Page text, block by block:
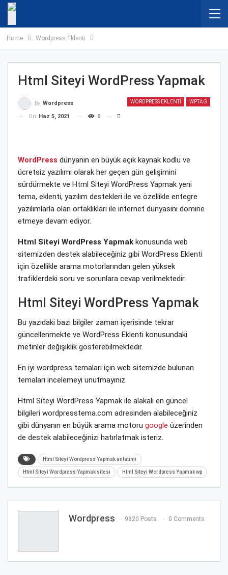
Home Wordpress Eklenti
Html Siteyi WordPress Yapmak
WORDPRESS EKLENTI WPTAG
By Wordpress
On
Haz 5, 2021 6
WordPress dünyanın en büyük açık kaynak kodlu ve
ücretsiz yazılımı olarak her geçen gün gelişimini
sürdürmekte ve Html Siteyi WordPress Yapmak yeni
tema, eklenti, yazılım destekleri ile ve özellikle entegre
yazılımlarla olan ortaklıkları ile internet dünyasını domine
etmeye devam ediyor.
Html Siteyi WordPress Yapmak konusunda web
sitemizden destek alabileceğiniz gibi WordPress Eklenti
için özellikle arama motorlarından gelen yüksek
trafiklerdeki soru ve sorunlara cevap verilmektedir.
Html Siteyi WordPress Yapmak
Bu yazıdaki bazı bilgiler zaman içerisinde tekrar
güncellenmekte ve WordPress Eklenti konusundaki
metinler değişiklik gösterebilmektedir.
En iyi wordpress temaları için web sitemizde bulunan
temaları incelemeyi unutmayınız.
Html Siteyi WordPress Yapmak ile alakalı en güncel
bilgileri wordpresstema.com adresinden alabileceğiniz
gibi dünyanın en büyük arama motoru google üzerinden
de destek alabileceğinizi hatırlatmak isteriz.
Html Siteyi Wordpress Yapmak anlatımı
Html Siteyi Wordpress Yapmak sitesi Html Siteyi Wordpress Yapmak wp
Wordpress 9820 Posts 0 Comments